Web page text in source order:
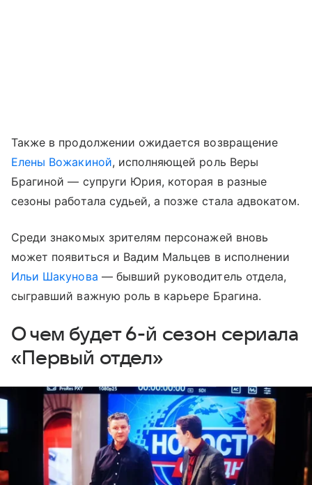
Также в продолжении ожидается возвращение
Елены Вожакиной, исполняющей роль Веры
Брагиной — супруги Юрия, которая в разные
сезоны работала судьей, а позже стала адвокатом.
Среди знакомых зрителям персонажей вновь
может появиться и Вадим Мальцев в исполнении
Ильи Шакунова — бывший руководитель отдела,
сыгравший важную роль в карьере Брагина.
О чем будет 6-й сезон сериала
«Первый отдел»